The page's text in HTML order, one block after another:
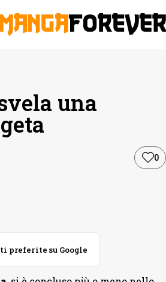
una
0
preferite su Google